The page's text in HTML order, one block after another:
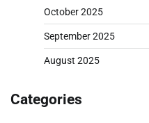
October 2025
September 2025
August 2025
Categories